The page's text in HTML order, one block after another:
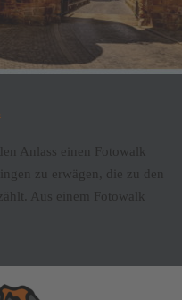
Anlass einen Fotowalk
zu erwägen, die zu den
Aus einem Fotowalk